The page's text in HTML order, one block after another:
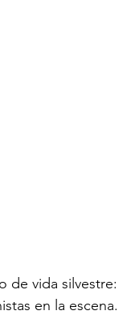
de vida silvestre:
en la escena.